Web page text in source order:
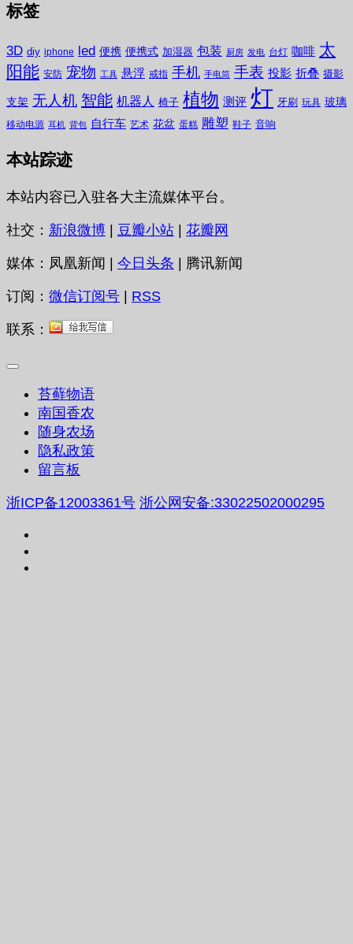
标签
3D diy iphone led 便携 便携式 加湿器 包装 厨房 发电 台灯 咖啡 太
阳能 安防 宠物 工具 悬浮 戒指 手机 手电筒 手表 投影 折叠 摄影
支架 无人机 智能 机器人 椅子 植物 测评 灯 牙刷 玩具 玻璃
移动电源 耳机 背包 自行车 艺术 花盆 蛋糕 雕塑 鞋子 音响
本站踪迹
本站内容已入驻各大主流媒体平台。
社交： 新浪微博 豆瓣小站 花瓣网
媒体：凤凰新闻 | 今日头条 | 腾讯新闻
订阅： 微信订阅号 RSS
联系：
苔藓物语
南国香农
随身农场
隐私政策
留言板
浙ICP备12003361号 浙公网安备:33022502000295